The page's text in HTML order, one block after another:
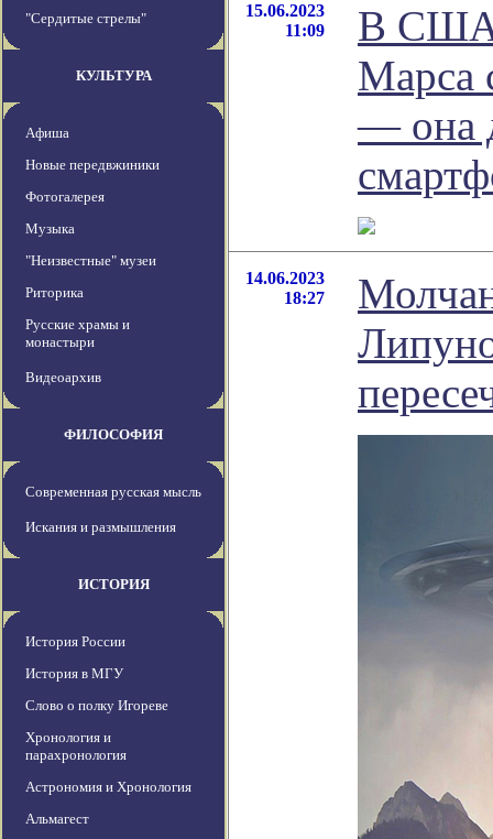
"Сердитые стрелы"
КУЛЬТУРА
Афиша
Новые передвжиники
Фотогалерея
Музыка
"Неизвестные" музеи
Риторика
Русские храмы и
монастыри
Видеоархив
ФИЛОСОФИЯ
Современная русская мысль
Искания и размышления
ИСТОРИЯ
История России
История в МГУ
Слово о полку Игореве
Хронология и
парахронология
Астрономия и Хронология
Альмагест
15.06.2023
11:09
В США
Марса
— она
14.06.2023
18:27